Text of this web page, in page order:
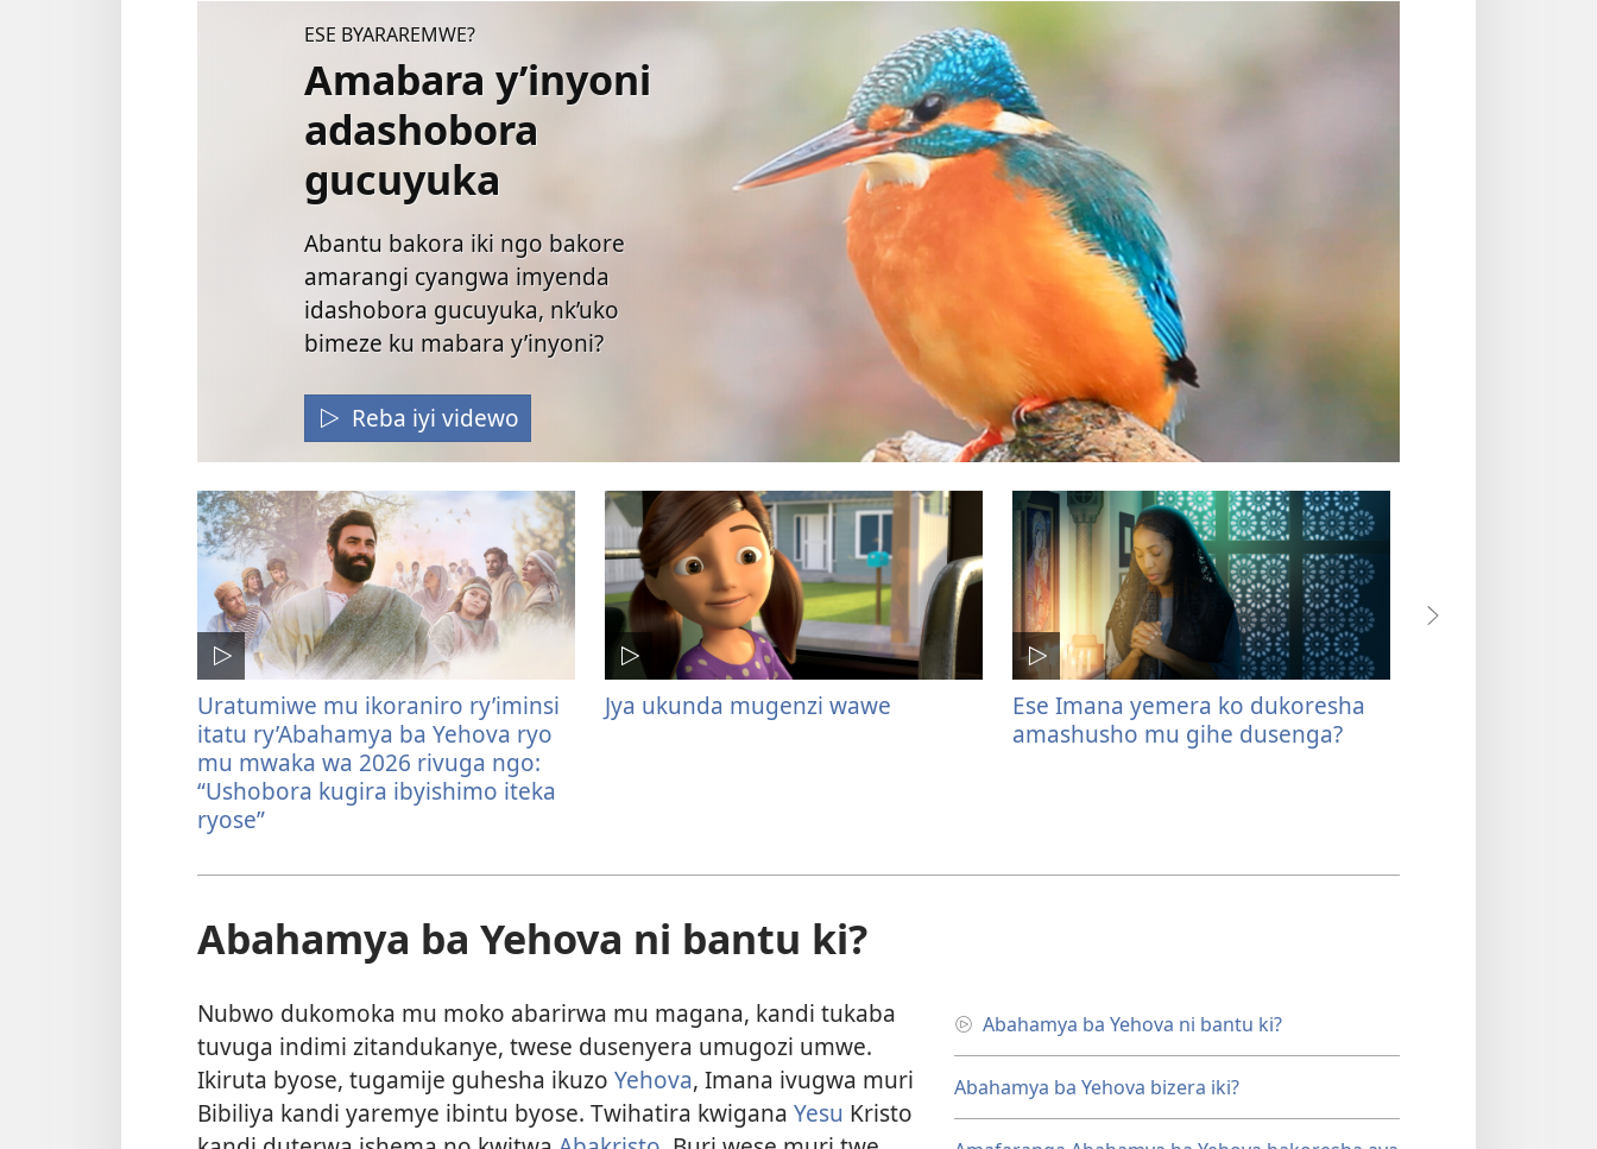
ESE BYARAREMWE?
Amabara y’inyoni
adashobora
gucuyuka
Abantu bakora iki ngo bakore
amarangi cyangwa imyenda
idashobora gucuyuka, nk’uko
bimeze ku mabara y’inyoni?
Reba iyi videwo
Uratumiwe mu ikoraniro ry’iminsi
itatu ry’Abahamya ba Yehova ryo
mu mwaka wa 2026 rivuga ngo:
“Ushobora kugira ibyishimo iteka
ryose”
Jya ukunda mugenzi wawe
Ese Imana yemera ko dukoresha
amashusho mu gihe dusenga?
Abahamya ba Yehova ni bantu ki?
Nubwo dukomoka mu moko abarirwa mu magana, kandi tukaba
tuvuga indimi zitandukanye, twese dusenyera umugozi umwe.
Ikiruta byose, tugamije guhesha ikuzo Yehova, Imana ivugwa muri
Bibiliya kandi yaremye ibintu byose. Twihatira kwigana Yesu Kristo
Abahamya ba Yehova ni bantu ki?
Abahamya ba Yehova bizera iki?